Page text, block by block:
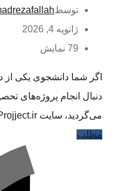
توسط
ژانویه 4, 2026
79 نمایش
اگر شما دانشجوی یکی از
دنبال انجام پروژه‌های
می‌گردید، سایت Projject.ir بهترین گزینه برای شما ...
مطلب